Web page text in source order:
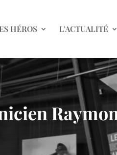
HÉROS L’ACTUALITÉ